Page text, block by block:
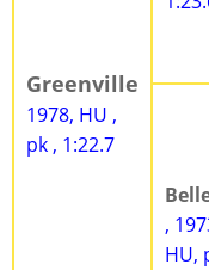
Greenville
1978, HU ,
pk , 1:22.7
,
HU,